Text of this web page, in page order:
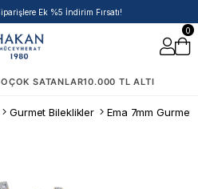
Ek %5 İndirim Fırsatı!
0
ÇOK SATANLAR10.000 TL ALTI
Gurmet Bileklikler Ema 7mm Gurmet